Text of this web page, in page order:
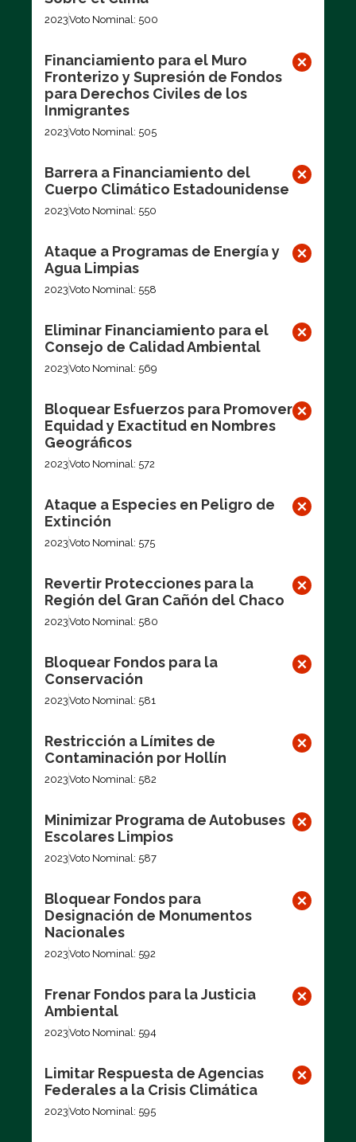
2023Voto Nominal: 500
Financiamiento para el Muro
Fronterizo y Supresión de Fondos
para Derechos Civiles de los
Inmigrantes
2023Voto Nominal: 505
Barrera a Financiamiento del
Cuerpo Climático Estadounidense
2023Voto Nominal: 550
Ataque a Programas de Energía y
Agua Limpias
2023Voto Nominal: 558
Eliminar Financiamiento para el
Consejo de Calidad Ambiental
2023Voto Nominal: 569
Bloquear Esfuerzos para Promover
Equidad y Exactitud en Nombres
Geográficos
2023Voto Nominal: 572
Ataque a Especies en Peligro de
Extinción
2023Voto Nominal: 575
Revertir Protecciones para la
Región del Gran Cañón del Chaco
2023Voto Nominal: 580
Bloquear Fondos para la
Conservación
2023Voto Nominal: 581
Restricción a Límites de
Contaminación por Hollín
2023Voto Nominal: 582
Minimizar Programa de Autobuses
Escolares Limpios
2023Voto Nominal: 587
Bloquear Fondos para
Designación de Monumentos
Nacionales
2023Voto Nominal: 592
Frenar Fondos para la Justicia
Ambiental
2023Voto Nominal: 594
Limitar Respuesta de Agencias
Federales a la Crisis Climática
2023Voto Nominal: 595